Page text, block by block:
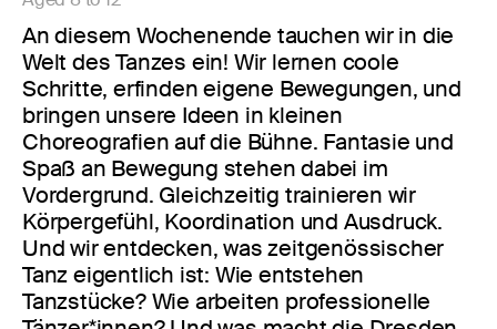
An diesem Wochenende tauchen wir in die
Welt des Tanzes ein! Wir lernen coole
Schritte, erfinden eigene Bewegungen, und
bringen unsere Ideen in kleinen
Choreografien auf die Bühne. Fantasie und
Spaß an Bewegung stehen dabei im
Vordergrund. Gleichzeitig trainieren wir
Körpergefühl, Koordination und Ausdruck.
Und wir entdecken, was zeitgenössischer
Tanz eigentlich ist: Wie entstehen
Tanzstücke? Wie arbeiten professionelle